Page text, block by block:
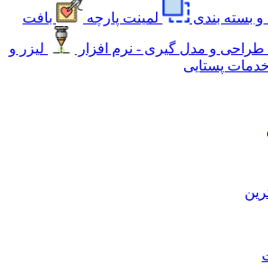
بسته بندی
لمینت پارچه
بافت
طراحی و مدل گیری - نرم افزار
لیزر و
پستایی